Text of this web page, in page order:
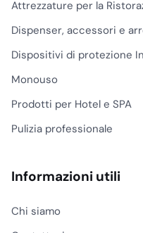
Attrezzature per la
Dispenser, accessori e
Dispositivi di protezione
Monouso
Prodotti per Hotel e SPA
Pulizia professionale
Informazioni utili
Chi siamo